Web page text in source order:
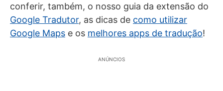
conferir, também, o nosso guia da extensão do
Google Tradutor, as dicas de como utilizar
Google Maps e os melhores apps de tradução!
ANÚNCIOS